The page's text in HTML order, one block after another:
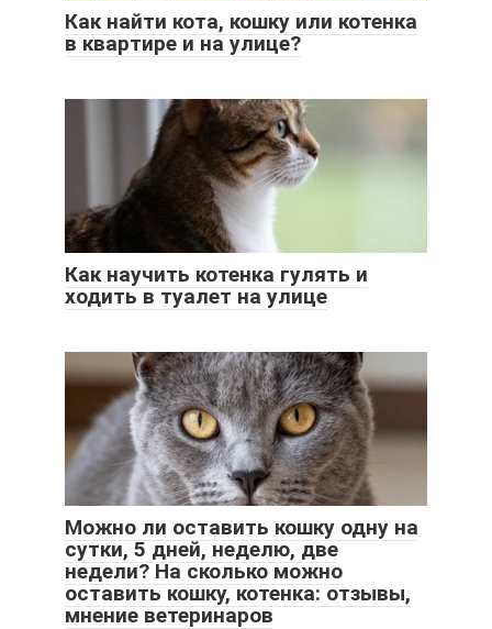
Как найти кота, кошку или котенка
в квартире и на улице?
Как научить котенка гулять и
ходить в туалет на улице
Можно ли оставить кошку одну на
сутки, 5 дней, неделю, две
недели? На сколько можно
оставить кошку, котенка: отзывы,
мнение ветеринаров